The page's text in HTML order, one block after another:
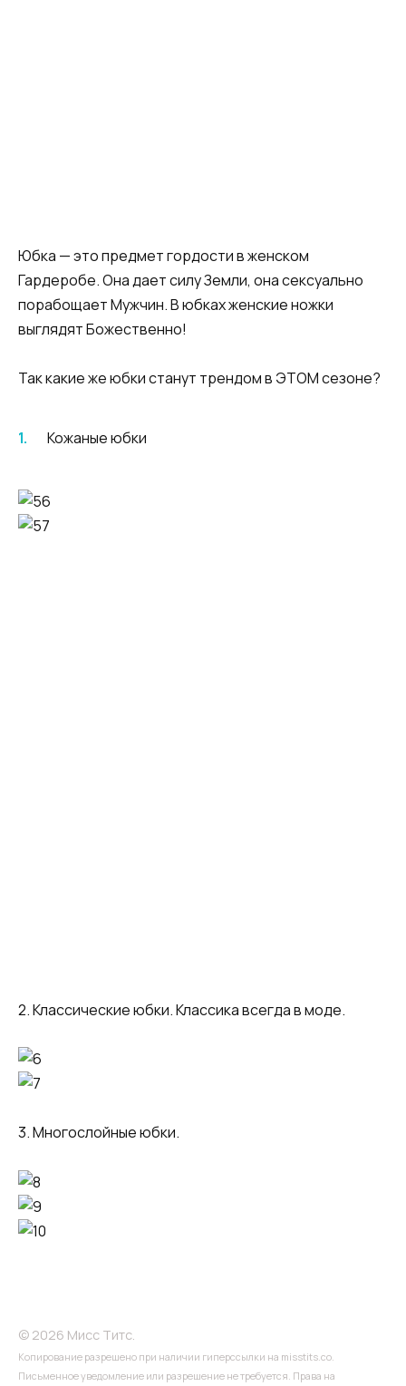
Юбка — это предмет гордости в женском
Гардеробе. Она дает силу Земли, она сексуально
порабощает Мужчин. В юбках женские ножки
выглядят Божественно!
Так какие же юбки станут трендом в ЭТОМ сезоне?
Кожаные юбки
2. Классические юбки. Классика всегда в моде.
3. Многослойные юбки.
© 2026 Мисс Титс.
Копирование разрешено при наличии гиперссылки на misstits.co.
Письменное уведомление или разрешение не требуется. Права на